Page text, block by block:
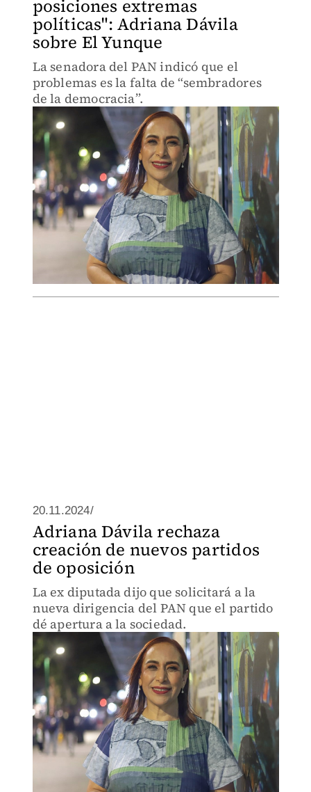
posiciones extremas
políticas": Adriana Dávila
sobre El Yunque
La senadora del PAN indicó que el
problemas es la falta de “sembradores
de la democracia”.
20.11.2024/
Adriana Dávila rechaza
creación de nuevos partidos
de oposición
La ex diputada dijo que solicitará a la
nueva dirigencia del PAN que el partido
dé apertura a la sociedad.